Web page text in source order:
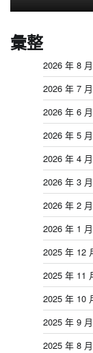
彙整
2026 年 8 月
2026 年 7 月
2026 年 6 月
2026 年 5 月
2026 年 4 月
2026 年 3 月
2026 年 2 月
2026 年 1 月
2025 年 12
2025 年 11
2025 年 10
2025 年 9 月
2025 年 8 月